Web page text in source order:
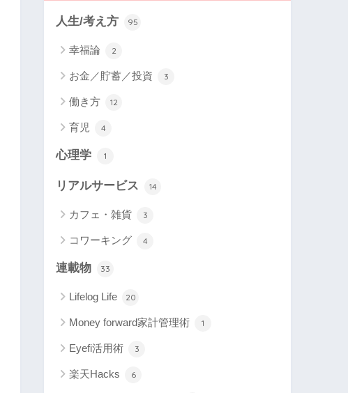
人生/考え方 95
幸福論 2
お金／貯蓄／投資 3
働き方 12
育児 4
心理学 1
リアルサービス 14
カフェ・雑貨 3
コワーキング 4
連載物 33
Lifelog Life 20
Money forward家計管理術 1
Eyefi活用術 3
楽天Hacks 6